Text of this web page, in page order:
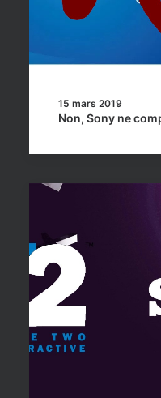
15 mars 2019
Non, Sony ne